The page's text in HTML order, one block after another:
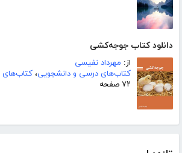
دانلود کتاب جوجه‌کشی
از: مهرداد نفیسی
کتاب‌های درسی و دانشجویی، کتاب‌های
۷۲ صفحه